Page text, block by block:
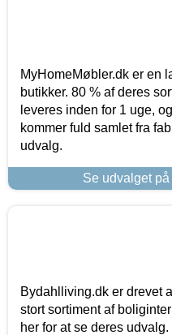
MyHomeMøbler.dk er
butikker. 80 % af deres
leveres inden for 1 uge,
kommer fuld samlet fra
udvalg.
Se udvalget
Bydahlliving.dk er drevet
stort sortiment af
her for at se deres udvalg.